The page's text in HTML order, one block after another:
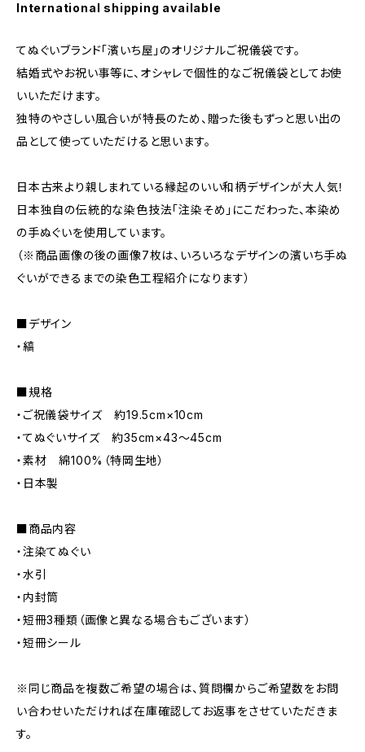
International shipping available
てぬぐいブランド「濱いち屋」のオリジナルご祝儀袋です。
結婚式やお祝い事等に、オシャレで個性的なご祝儀袋としてお使
いいただけます。
独特のやさしい風合いが特長のため、贈った後もずっと思い出の
品として使っていただけると思います。
日本古来より親しまれている縁起のいい和柄デザインが大人気！
日本独自の伝統的な染色技法「注染そめ」にこだわった、本染め
の手ぬぐいを使用しています。
（※商品画像の後の画像7枚は、いろいろなデザインの濱いち手ぬ
ぐいができるまでの染色工程紹介になります）
■デザイン
・縞
■規格
・ご祝儀袋サイズ 約19.5cm×10cm
・てぬぐいサイズ 約35cm×43～45cm
・素材 綿100%（特岡生地）
・日本製
■商品内容
・注染てぬぐい
・水引
・内封筒
・短冊3種類（画像と異なる場合もございます）
・短冊シール
※同じ商品を複数ご希望の場合は、質問欄からご希望数をお問
い合わせいただければ在庫確認してお返事をさせていただきま
す。